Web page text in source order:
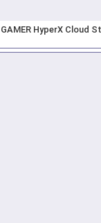
GAMER HyperX Cloud